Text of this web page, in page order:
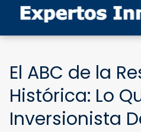
El ABC de la
Histórica: Lo
Inversionista